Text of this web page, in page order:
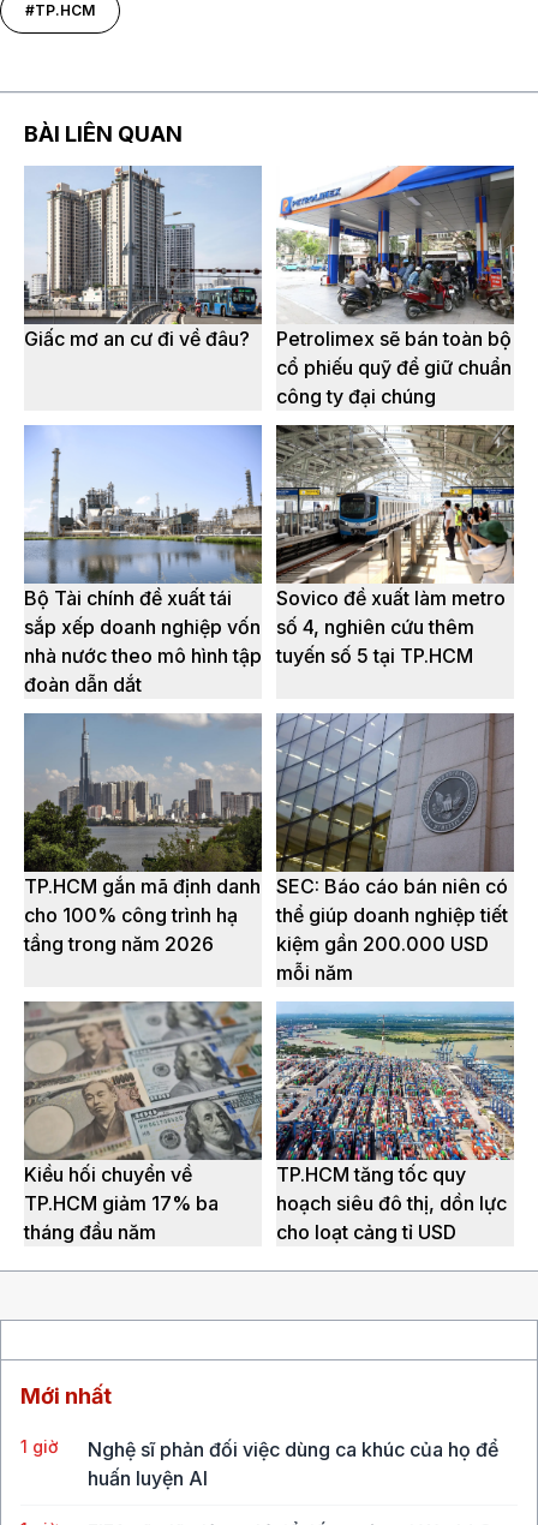
#TP.HCM
BÀI LIÊN QUAN
Giấc mơ an cư đi về đâu?
Petrolimex sẽ bán toàn bộ
cổ phiếu quỹ để giữ chuẩn
công ty đại chúng
Bộ Tài chính đề xuất tái
sắp xếp doanh nghiệp vốn
nhà nước theo mô hình tập
đoàn dẫn dắt
Sovico đề xuất làm metro
số 4, nghiên cứu thêm
tuyến số 5 tại TP.HCM
TP.HCM gắn mã định danh
cho 100% công trình hạ
tầng trong năm 2026
SEC: Báo cáo bán niên có
thể giúp doanh nghiệp tiết
kiệm gần 200.000 USD
mỗi năm
Kiều hối chuyển về
TP.HCM giảm 17% ba
tháng đầu năm
TP.HCM tăng tốc quy
hoạch siêu đô thị, dồn lực
cho loạt cảng tỉ USD
Mới nhất
1 giờ
Nghệ sĩ phản đối việc dùng ca khúc của họ để
huấn luyện AI